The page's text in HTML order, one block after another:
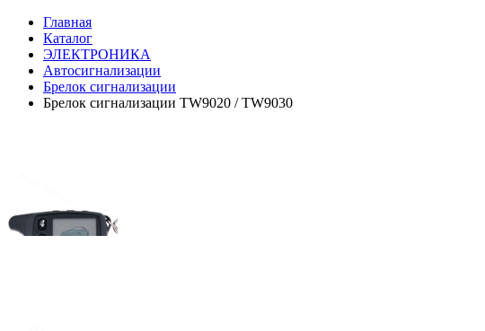
Главная
Каталог
ЭЛЕКТРОНИКА
Автосигнализации
Брелок сигнализации
Брелок сигнализации TW9020 / TW9030